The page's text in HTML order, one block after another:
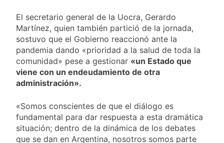
El secretario general de la Uocra, Gerardo
Martínez, quien también partició de la jornada,
sostuvo que el Gobierno reaccionó ante la
pandemia dando «prioridad a la salud de toda la
comunidad» pese a gestionar «un Estado que
viene con un endeudamiento de otra
administración».
«Somos conscientes de que el diálogo es
fundamental para dar respuesta a esta dramática
situación; dentro de la dinámica de los debates
que se dan en Argentina, nosotros somos parte